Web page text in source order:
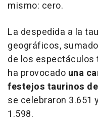
mismo: cero.
La despedida a la
geográficos,
de los espectáculos
ha provocado una
festejos taurinos
se celebraron 3.651
1.598.